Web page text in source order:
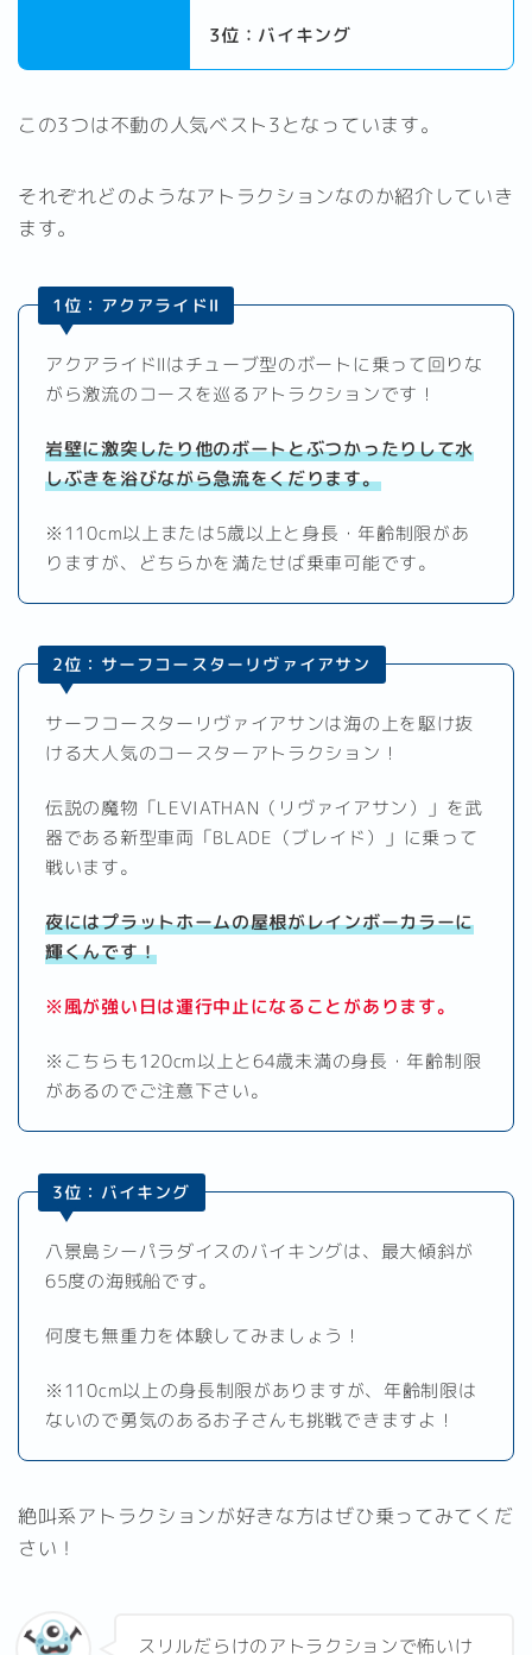
3位：バイキング
この3つは不動の人気ベスト3となっています。
それぞれどのようなアトラクションなのか紹介していき
ます。
1位：アクアライドⅡ
アクアライドⅡはチューブ型のボートに乗って回りな
がら激流のコースを巡るアトラクションです！
岩壁に激突したり他のボートとぶつかったりして水
しぶきを浴びながら急流をくだります。
※110cm以上または5歳以上と身長・年齢制限があ
りますが、どちらかを満たせば乗車可能です。
2位：サーフコースターリヴァイアサン
サーフコースターリヴァイアサンは海の上を駆け抜
ける大人気のコースターアトラクション！
伝説の魔物「LEVIATHAN（リヴァイアサン）」を武
器である新型車両「BLADE（ブレイド）」に乗って
戦います。
夜にはプラットホームの屋根がレインボーカラーに
輝くんです！
※風が強い日は運行中止になることがあります。
※こちらも120cm以上と64歳未満の身長・年齢制限
があるのでご注意下さい。
3位：バイキング
八景島シーパラダイスのバイキングは、最大傾斜が
65度の海賊船です。
何度も無重力を体験してみましょう！
※110cm以上の身長制限がありますが、年齢制限は
ないので勇気のあるお子さんも挑戦できますよ！
絶叫系アトラクションが好きな方はぜひ乗ってみてくだ
さい！
スリルだらけのアトラクションで怖いけ